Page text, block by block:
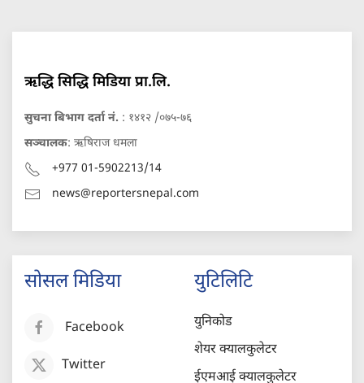
ऋद्धि सिद्धि मिडिया प्रा.लि.
सुचना बिभाग दर्ता नं. : १४१२ /०७५-७६
सञ्चालक: ऋषिराज धमला
+977 01-5902213/14
news@reportersnepal.com
सोसल मिडिया
Facebook
Twitter
युटिलिटि
युनिकोड
शेयर क्यालकुलेटर
ईएमआई क्यालकुलेटर